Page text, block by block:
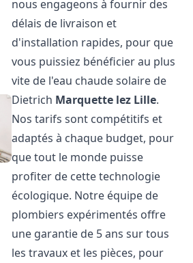
nous engageons à fournir des
délais de livraison et
d'installation rapides, pour que
vous puissiez bénéficier au plus
vite de l'eau chaude solaire de
Dietrich Marquette lez Lille.
Nos tarifs sont compétitifs et
adaptés à chaque budget, pour
que tout le monde puisse
profiter de cette technologie
écologique. Notre équipe de
plombiers expérimentés offre
une garantie de 5 ans sur tous
les travaux et les pièces, pour